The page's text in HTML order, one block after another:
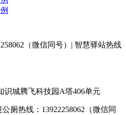
（微信同号）| 智慧驿站热线
识城腾飞科技园A塔406单元
厕热线：13922258062（微信同